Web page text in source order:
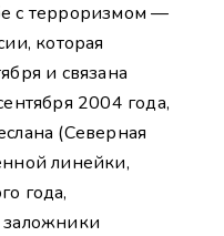
с терроризмом —
которая
и связана
2004 года,
(Северная
линейки,
года,